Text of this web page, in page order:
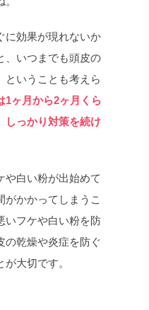
に効果が現れないか
、いつまでも頭皮の
ということも考えら
1ヶ月から2ヶ月くら
しっかり対策を続け
や白い粉が出始めて
かかってしまうこ
いフケや白い粉を防
の乾燥や炎症を防ぐ
大切です。